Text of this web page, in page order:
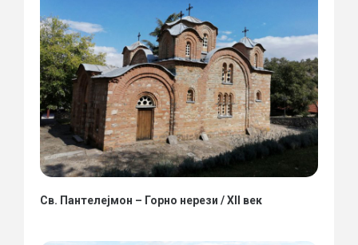
Св. Пантелејмон – Горно нерези / XII век